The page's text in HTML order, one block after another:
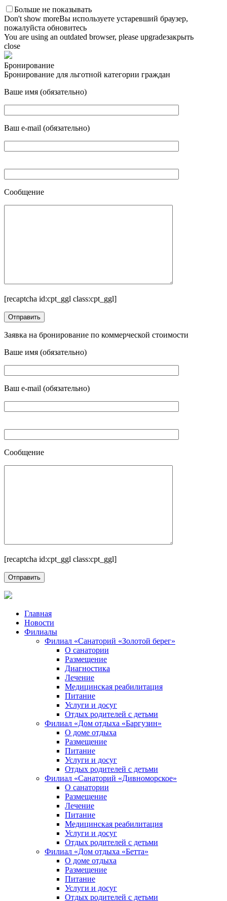
Больше не показывать
Don't show moreВы используете устаревший браузер,
пожалуйста обновитесь
You are using an outdated browser, please upgradeзакрыть
close
Бронирование
Бронирование для льготной категории граждан
Ваше имя (обязательно)
Ваш e-mail (обязательно)
Сообщение
[recaptcha id:cpt_ggl class:cpt_ggl]
Заявка на бронирование по коммерческой стоимости
Ваше имя (обязательно)
Ваш e-mail (обязательно)
Сообщение
[recaptcha id:cpt_ggl class:cpt_ggl]
Главная
Новости
Филиалы
Филиал «Санаторий «Золотой берег»
О санатории
Размещение
Диагностика
Лечение
Медицинская реабилитация
Питание
Услуги и досуг
Отдых родителей с детьми
Филиал «Дом отдыха «Баргузин»
О доме отдыха
Размещение
Питание
Услуги и досуг
Отдых родителей с детьми
Филиал «Санаторий «Дивноморское»
О санатории
Размещение
Лечение
Питание
Медицинская реабилитация
Услуги и досуг
Отдых родителей с детьми
Филиал «Дом отдыха «Бетта»
О доме отдыха
Размещение
Питание
Услуги и досуг
Отдых родителей с детьми